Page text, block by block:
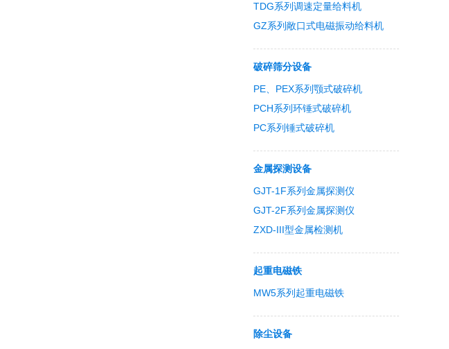
TDG系列调速定量给料机
GZ系列敞口式电磁振动给料机
破碎筛分设备
PE、PEX系列颚式破碎机
PCH系列环锤式破碎机
PC系列锤式破碎机
金属探测设备
GJT-1F系列金属探测仪
GJT-2F系列金属探测仪
ZXD-III型金属检测机
起重电磁铁
MW5系列起重电磁铁
除尘设备